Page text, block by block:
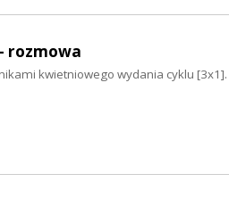
- rozmowa
kwietniowego wydania cyklu [3x1].